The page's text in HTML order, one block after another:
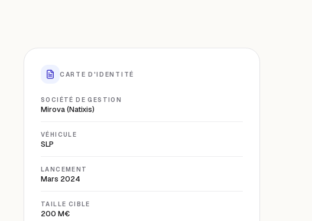
CARTE D'IDENTITÉ
SOCIÉTÉ DE GESTION
Mirova (Natixis)
VÉHICULE
SLP
LANCEMENT
Mars 2024
TAILLE CIBLE
200 M€